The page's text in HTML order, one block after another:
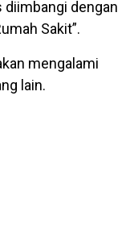
dengan
Sakit”.
mengalami
lain.